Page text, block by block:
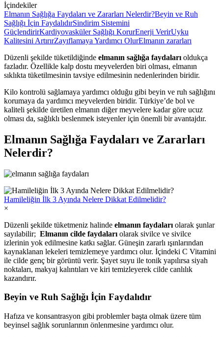
İçindekiler
Elmanın Sağlığa Faydaları ve Zararları Nelerdir?Beyin ve Ruh
Sağlığı İçin FaydalıdırSindirim Sistemini
GüçlendirirKardiyovasküler Sağlığı KorurEnerji VerirUyku
Kalitesini ArtırırZayıflamaya Yardımcı OlurElmanın zararları
Düzenli şekilde tüketildiğinde elmanın sağlığa faydaları oldukça
fazladır. Özellikle kalp dostu meyvelerden biri olması, elmanın
sıklıkta tüketilmesinin tavsiye edilmesinin nedenlerinden biridir.
Kilo kontrolü sağlamaya yardımcı olduğu gibi beyin ve ruh sağlığını
korumaya da yardımcı meyvelerden biridir. Türkiye’de bol ve
kaliteli şekilde üretilen elmanın diğer meyvelere kadar göre ucuz
olması da, sağlıklı beslenmek isteyenler için önemli bir avantajdır.
Elmanın Sağlığa Faydaları ve Zararları
Nelerdir?
Hamileliğin İlk 3 Ayında Nelere Dikkat Edilmelidir?
×
Düzenli şekilde tüketmeniz halinde elmanın faydaları olarak şunlar
sayılabilir; Elmanın cilde faydaları olarak sivilce ve sivilce
izlerinin yok edilmesine katkı sağlar. Güneşin zararlı ışınlarından
kaynaklanan lekeleri temizlemeye yardımcı olur. İçindeki C Vitamini
ile cilde genç bir görüntü verir. Şayet suyu ile tonik yapılırsa siyah
noktaları, makyaj kalıntıları ve kiri temizleyerek cilde canlılık
kazandırır.
Beyin ve Ruh Sağlığı İçin Faydalıdır
Hafıza ve konsantrasyon gibi problemler başta olmak üzere tüm
beyinsel sağlık sorunlarının önlenmesine yardımcı olur.